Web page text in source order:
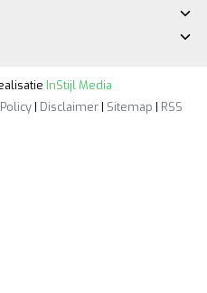
InStijl Media
| Disclaimer| Sitemap | RSS